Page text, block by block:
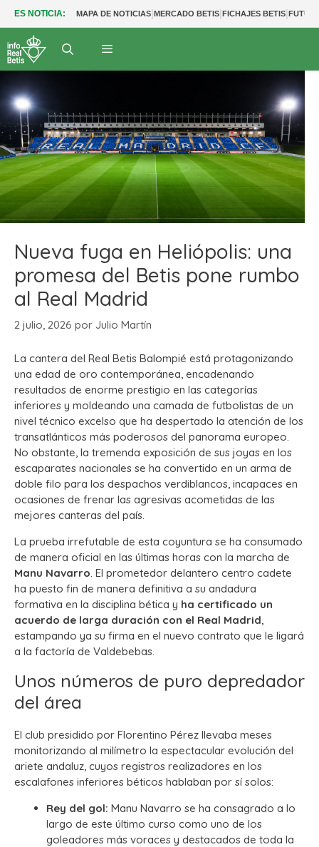
ES NOTICIA: MAPA DE NOTICIAS|MERCADO BETIS|FICHAJES BETIS|
Nueva fuga en Heliópolis: una
promesa del Betis pone rumbo
al Real Madrid
2 julio, 2026 por Julio Martín
La cantera del Real Betis Balompié está protagonizando
una edad de oro contemporánea, encadenando
resultados de enorme prestigio en las categorías
inferiores y moldeando una camada de futbolistas de un
nivel técnico excelso que ha despertado la atención de los
transatlánticos más poderosos del panorama europeo.
No obstante, la tremenda exposición de sus joyas en los
escaparates nacionales se ha convertido en un arma de
doble filo para los despachos verdiblancos, incapaces en
ocasiones de frenar las agresivas acometidas de las
mejores canteras del país.
La prueba irrefutable de esta coyuntura se ha consumado
de manera oficial en las últimas horas con la marcha de
Manu Navarro . El prometedor delantero centro cadete
ha puesto fin de manera definitiva a su andadura
formativa en la disciplina bética y ha certificado un
acuerdo de larga duración con el Real Madrid
estampando ya su firma en el nuevo contrato que le ligará
a la factoría de Valdebebas.
Unos números de puro depredador
del área
El club presidido por Florentino Pérez llevaba meses
monitorizando al milímetro la espectacular evolución del
ariete andaluz, cuyos registros realizadores en los
escalafones inferiores béticos hablaban por sí solos:
Rey del gol: Manu Navarro se ha consagrado a lo
largo de este último curso como uno de los
goleadores más voraces y destacados de toda la